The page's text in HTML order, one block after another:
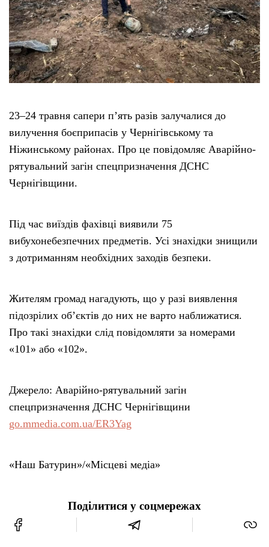
23–24 травня сапери п’ять разів залучалися до
вилучення боєприпасів у Чернігівському та
Ніжинському районах. Про це повідомляє Аварійно-
рятувальний загін спецпризначення ДСНС
Чернігівщини.
Під час виїздів фахівці виявили 75
вибухонебезпечних предметів. Усі знахідки знищили
з дотриманням необхідних заходів безпеки.
Жителям громад нагадують, що у разі виявлення
підозрілих об’єктів до них не варто наближатися.
Про такі знахідки слід повідомляти за номерами
«101» або «102».
Джерело: Аварійно-рятувальний загін
спецпризначення ДСНС Чернігівщини
go.mmedia.com.ua/ER3Yag
«Наш Батурин»/«Місцеві медіа»
Поділитися у соцмережах